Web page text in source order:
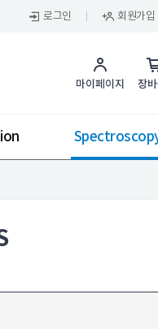
로그인 회원가입
마이페이지 장